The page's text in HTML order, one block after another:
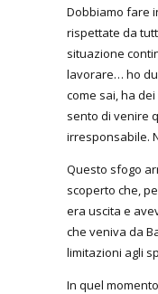
Dobbiamo fare
rispettate da
situazione
lavorare… ho
come sai, ha
sento di venire
irresponsabile.
Questo sfogo
scoperto che,
era uscita e
che veniva da
limitazioni agli
In quel momento